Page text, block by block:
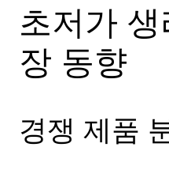
초저가
장 동향
경쟁 제품